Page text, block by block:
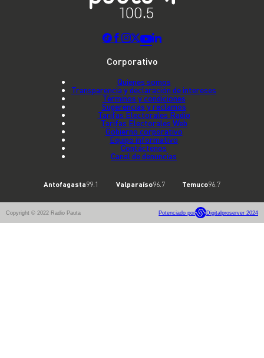
Corporativo
Quienes somos
Transparencia y declaración de intereses
Términos y condiciones
Sugerencias y reclamos
Tarifas Electorales Radio
Tarifas Electorales Web
Gobierno corporativo
Equipo informativo
Contáctenos
Canal de denuncias
Antofagasta99.1 Valparaíso96.7 Temuco96.7
Copyright © 2022 Radio Pauta Potenciado por Digitalproserver 2024